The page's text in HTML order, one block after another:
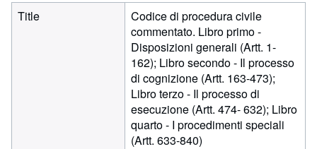
Title
Codice di procedura civile
commentato. Libro primo -
Disposizioni generali (Artt. 1-
162); Libro secondo - Il processo
di cognizione (Artt. 163-473);
Libro terzo - Il processo di
esecuzione (Artt. 474- 632); Libro
quarto - I procedimenti speciali
(Artt. 633-840)